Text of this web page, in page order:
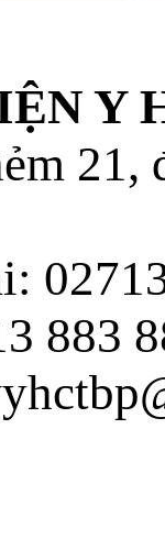
Y
21,
883